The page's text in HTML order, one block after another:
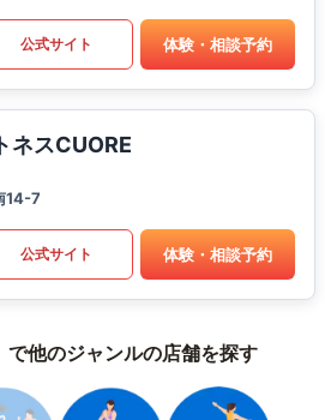
公式サイト 体験・相談予約
ネスCUORE
14-7
公式サイト 体験・相談予約
で他のジャンルの店舗を探す